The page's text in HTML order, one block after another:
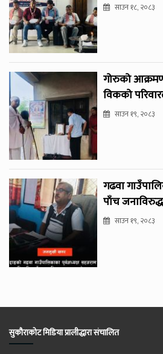
साउन १८, २०८३
गोरुको
विकको
साउन १९, २०८३
गढवा
पाँच जनाविरुद्ध
साउन १९, २०८३
सुकौराकोट मिडिया प्रालीद्धारा संचालित